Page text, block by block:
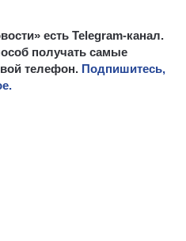
есть Telegram-канал.
получать самые
телефон. Подпишитесь,